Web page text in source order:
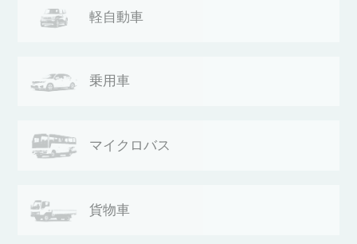
軽自動車
乗用車
マイクロバス
貨物車